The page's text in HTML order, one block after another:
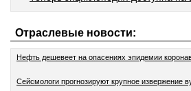
Отраслевые новости:
Нефть дешевеет на опасениях эпидемии
Сейсмологи прогнозируют крупное извержение